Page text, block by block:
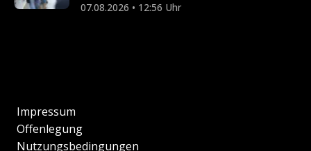
07.08.2026 • 12:56 Uhr
Impressum
Offenlegung
Nutzungsbedingungen